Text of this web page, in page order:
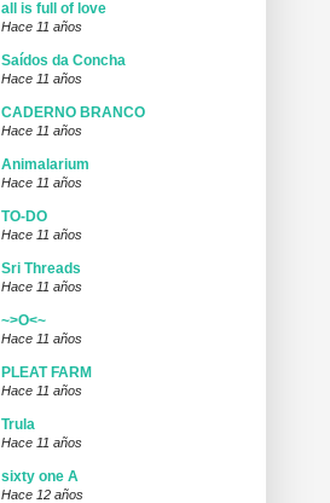
all is full of love
Hace 11 años
Saídos da Concha
Hace 11 años
CADERNO BRANCO
Hace 11 años
Animalarium
Hace 11 años
TO-DO
Hace 11 años
Sri Threads
Hace 11 años
~>O<~
Hace 11 años
PLEAT FARM
Hace 11 años
Trula
Hace 11 años
sixty one A
Hace 12 años